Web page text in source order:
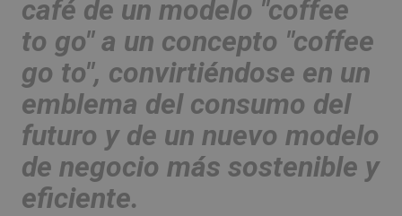
café de un modelo "coffee
to go"a un concepto "coffee
go to", convirtiéndose en un
emblema del consumo del
futuro y de un nuevo modelo
de negocio más sostenible y
eficiente.